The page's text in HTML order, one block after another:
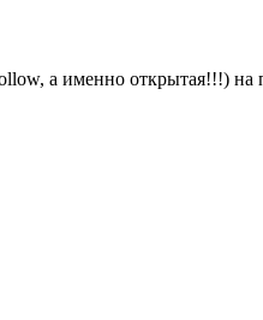
а именно открытая!!!)